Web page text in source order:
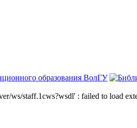
образования ВолГУ
ws/staff.1cws?wsdl' : failed to load